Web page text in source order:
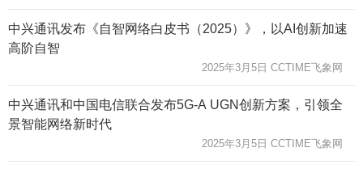
中兴通讯发布《自智网络白皮书（2025）》，以AI创新加速
高阶自智
2025年3月5日 CCTIME飞象网
中兴通讯和中国电信联合发布5G-A UGN创新方案，引领全
景智能网络新时代
2025年3月5日 CCTIME飞象网